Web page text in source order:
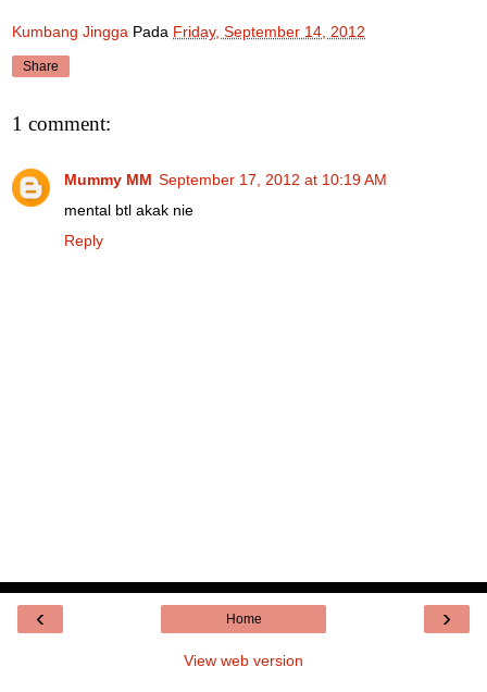
Kumbang Jingga Pada Friday, September 14, 2012
Share
1 comment:
Mummy MM September 17, 2012 at 10:19 AM
mental btl akak nie
Reply
‹ ›
Home
View web version